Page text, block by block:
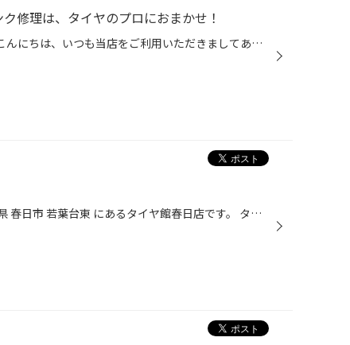
修理は、タイヤのプロにおまかせ！
タイヤのパンク経験ありますか？ こんにちは、いつも当店をご利用いただきましてありがとうございます。 タイヤは、釘やネジが刺さったり、縁石への衝突による損傷はもちろん、空気が徐々に抜け、 空気が少ない状態で走行を続けた結果、パンクしてしまうことがあります。 パンクの修理はお任せくだ...
皆さんこんにちはヾ(≧▽≦)ﾉ 福岡県 春日市 若葉台東 にあるタイヤ館春日店です。 タイヤ館春日店のHPをご覧いただき 誠にありがとうございます！ 19日(水)は定休日となっております。 ご迷惑をおかけいたしますが、 ご来店の際はご注意くださいませm(_ _)m